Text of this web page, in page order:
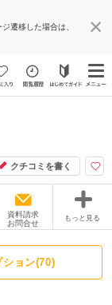
遷移した場合は、
クチコミを書く
資料請求
お問合せ
もっと見る
ラファー
ション(70)